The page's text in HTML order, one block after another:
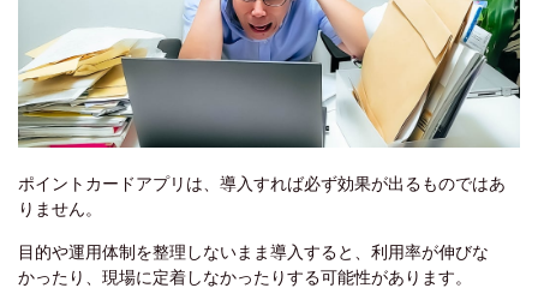
ポイントカードアプリは、導入すれば必ず効果が出るものではあ
りません。
目的や運用体制を整理しないまま導入すると、利用率が伸びな
かったり、現場に定着しなかったりする可能性があります。